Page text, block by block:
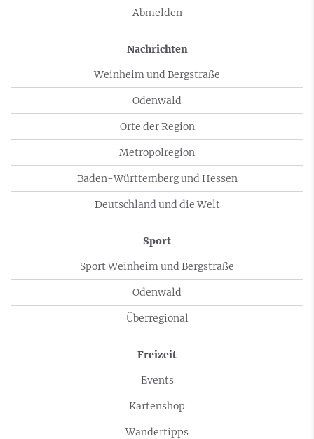
Abmelden
Nachrichten
Weinheim und Bergstraße
Odenwald
Orte der Region
Metropolregion
Baden-Württemberg und Hessen
Deutschland und die Welt
Sport
Sport Weinheim und Bergstraße
Odenwald
Überregional
Freizeit
Events
Kartenshop
Wandertipps